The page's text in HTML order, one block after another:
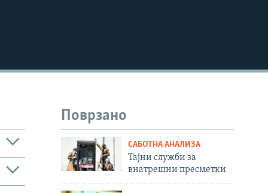
Поврзано
САБОТНА АНАЛИЗА
Тајни служби за
внатрешни пресметки